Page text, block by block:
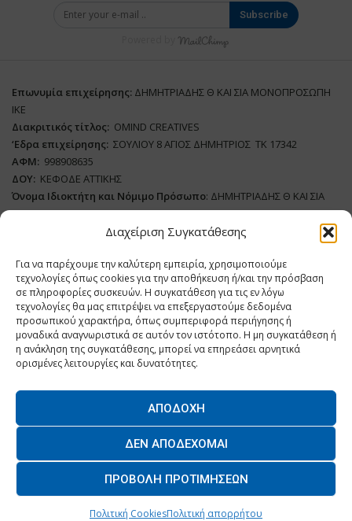
Διαχείριση Συγκατάθεσης
Για να παρέχουμε την καλύτερη εμπειρία, χρησιμοποιούμε
τεχνολογίες όπως cookies για την αποθήκευση ή/και την πρόσβαση
σε πληροφορίες συσκευών. Η συγκατάθεση για τις εν λόγω
τεχνολογίες θα μας επιτρέψει να επεξεργαστούμε δεδομένα
προσωπικού χαρακτήρα, όπως συμπεριφορά περιήγησης ή
μοναδικά αναγνωριστικά σε αυτόν τον ιστότοπο. Η μη συγκατάθεση ή
η ανάκληση της συγκατάθεσης, μπορεί να επηρεάσει αρνητικά
ορισμένες λειτουργίες και δυνατότητες.
ΑΠΟΔΟΧΉ
ΔΕΝ ΑΠΟΔΈΧΟΜΑΙ
ΠΡΟΒΟΛΉ ΠΡΟΤΙΜΉΣΕΩΝ
Πολιτική CookiesΠολιτική απορρήτου
Subscribe
Επωνυμία επιχείρησης: ΔΗΜΗΤΡΙΑΔΗΣ Θ ΚΑΙ ΣΙΑ ΜΟΝΟΠΡΟΣΩΠΗ
ΙΚΕ
Διακριτικός τίτλος: ΟΜΙΝD CREATIVES
‘Eδρα επιχείρησης: ΣΟΥΛΙΟΥ 8 ΑΓΙΟΣ ΔΗΜΗΤΡΙΟΣ ΤΚ 17342
ΑΦΜ: 998908635
ΔΟΥ: ΚΕΦΟΔΕ ΑΤΤΙΚΗΣ
Όνομα Ιδιοκτήτη και Νόμιμο Πρόσωπο: ΔΗΜΗΤΡΙΑΔΗΣ Θ ΚΑΙ ΣΙΑ
ΜΟΝΟΠΡΟΣΩΠΗ ΙΚΕ
Domain:www.dairynews.gr
Δικαιούχος Domain:ΔΗΜΗΤΡΙΑΔΗΣ Θ ΚΑΙ ΣΙΑ ΜΟΝΟΠΡΟΣΩΠΗ ΙΚΕ
Διευθυντής: ΕΥΘΥΜΙΑΤΟΥ ΜΑΡΙΑ
Διαχειριστής:ΕΥΘΥΜΙΑΤΟΥ ΜΑΡΙΑ
Δήλωση Συμμόρφωσης
ΛΕΙΤΟΥΡΓΙΑ
ΕΠΙΧΕΙΡΗΣΕΙΣ
ΕΠΙΚΟΙΝΩΝΙΑ
© 2026 - All Rights Reserved. -Πολιτική Απορρήτου
Powered byBYTE A COOKIE